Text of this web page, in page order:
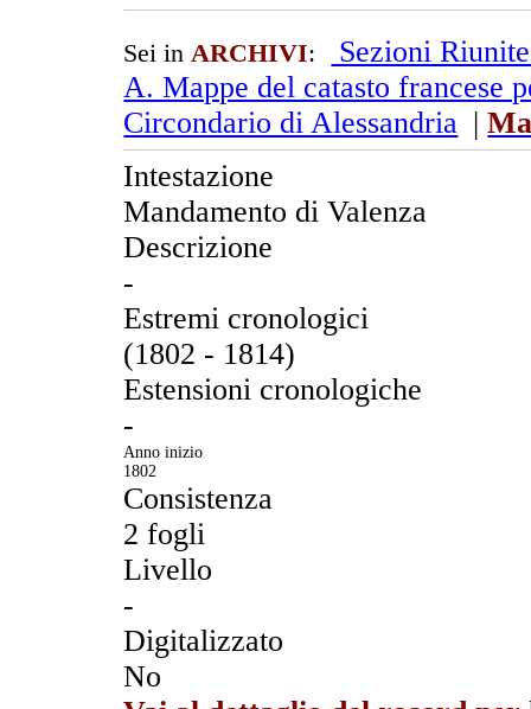
Sei inARCHIVI:
Sezioni
A. Mappe del catasto francese
Circondario di Alessandria |
Intestazione
Mandamento di Valenza
Descrizione
-
Estremi cronologici
(1802 - 1814)
Estensioni cronologiche
-
Anno inizio
1802
Consistenza
2 fogli
Livello
-
Digitalizzato
No